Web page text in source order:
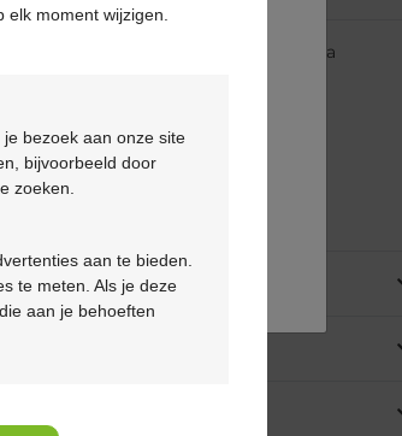
dans votre pharmacie Multipharma
par chat ou formulaire de contact
moment wijzigen.
bezoek aan onze site
bijvoorbeeld door
zoeken.
aan te bieden.
te meten. Als je deze
aan je behoeften